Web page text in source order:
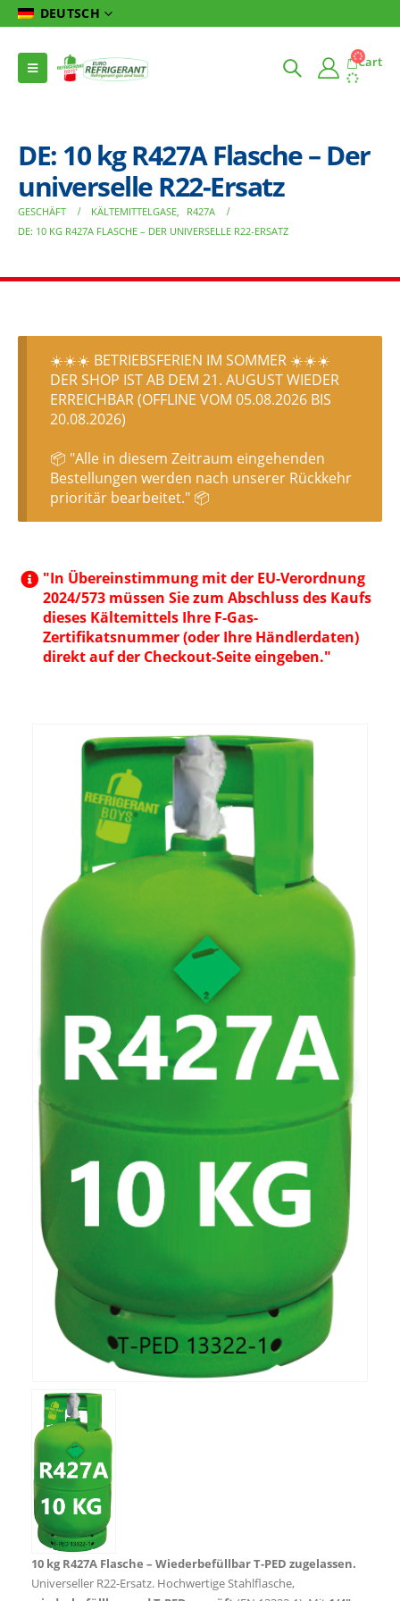
DEUTSCH
Cart
DE: 10 kg R427A Flasche – Der
universelle R22-Ersatz
GESCHÄFT KÄLTEMITTELGASE,
R427A
DE: 10 KG R427A FLASCHE – DER UNIVERSELLE R22-ERSATZ
☀️☀️☀️ BETRIEBSFERIEN IM SOMMER ☀️☀️☀️
DER SHOP IST AB DEM 21. AUGUST WIEDER
ERREICHBAR (OFFLINE VOM 05.08.2026 BIS
20.08.2026)
📦 "Alle in diesem Zeitraum eingehenden
Bestellungen werden nach unserer Rückkehr
prioritär bearbeitet." 📦
"In Übereinstimmung mit der EU-Verordnung
2024/573 müssen Sie zum Abschluss des Kaufs
dieses Kältemittels Ihre F-Gas-
Zertifikatsnummer (oder Ihre Händlerdaten)
direkt auf der Checkout-Seite eingeben."
10 kg R427A Flasche – Wiederbefüllbar T-PED zugelassen.
Universeller R22-Ersatz. Hochwertige Stahlflasche,